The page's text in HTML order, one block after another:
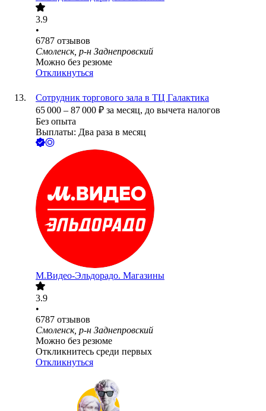
3.9
•
6787 отзывов
Смоленск, р-н Заднепровский
Можно без резюме
Откликнуться
Сотрудник торгового зала в TЦ Галактика
65 000 – 87 000 ₽ за месяц, до вычета налогов
Без опыта
Выплаты: Два раза в месяц
М.Видео-Эльдорадо. Магазины
3.9
•
6787 отзывов
Смоленск, р-н Заднепровский
Можно без резюме
Откликнитесь среди первых
Откликнуться